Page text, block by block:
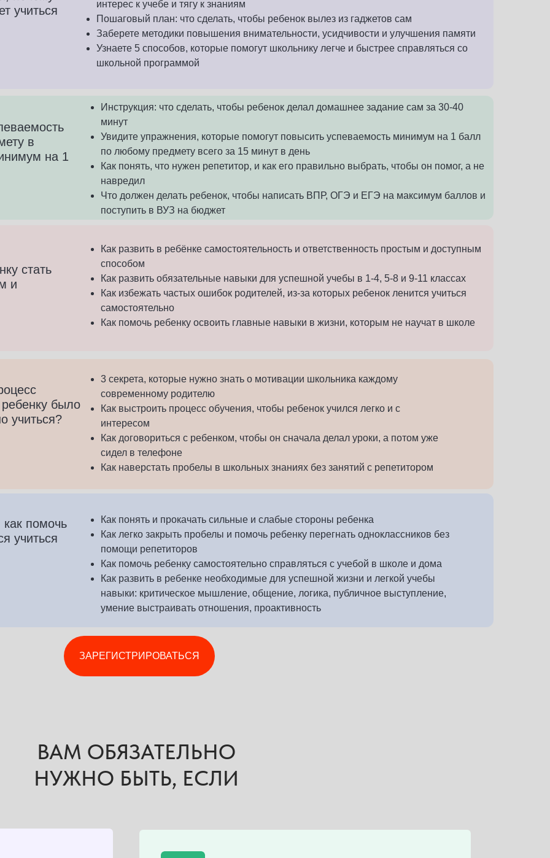
учиться
интерес к учебе и тягу к знаниям
Пошаговый план: что сделать, чтобы ребенок вылез из гаджетов сам
Заберете методики повышения внимательности, усидчивости и улучшения памяти
Узнаете 5 способов, которые помогут школьнику легче и быстрее справляться со
школьной программой
стать
и
Как развить в ребёнке самостоятельность и ответственность простым и доступным
способом
Как развить обязательные навыки для успешной учебы в 1-4, 5-8 и 9-11 классах
Как избежать частых ошибок родителей, из-за которых ребенок ленится учиться
самостоятельно
Как помочь ребенку освоить главные навыки в жизни, которым не научат в школе
в
на 1
Инструкция: что сделать, чтобы ребенок делал домашнее задание сам за 30-40
минут
Увидите упражнения, которые помогут повысить успеваемость минимум на 1 балл
по любому предмету всего за 15 минут в день
Как понять, что нужен репетитор, и как его правильно выбрать, чтобы он помог, а не
навредил
Что должен делать ребенок, чтобы написать ВПР, ОГЭ и ЕГЭ на максимум баллов и
поступить в ВУЗ на бюджет
ЗАРЕГИСТРИРОВАТЬСЯ
было
учиться?
3 секрета, которые нужно знать о мотивации школьника каждому
современному родителю
Как выстроить процесс обучения, чтобы ребенок учился легко и с
интересом
Как договориться с ребенком, чтобы он сначала делал уроки, а потом уже
сидел в телефоне
Как наверстать пробелы в школьных знаниях без занятий с репетитором
помочь
учиться
Как понять и прокачать сильные и слабые стороны ребенка
Как легко закрыть пробелы и помочь ребенку перегнать одноклассников без
помощи репетиторов
Как помочь ребенку самостоятельно справляться с учебой в школе и дома
Как развить в ребенке необходимые для успешной жизни и легкой учебы
навыки: критическое мышление, общение, логика, публичное выступление,
умение выстраивать отношения, проактивность
ВАМ ОБЯЗАТЕЛЬНО
НУЖНО БЫТЬ, ЕСЛИ